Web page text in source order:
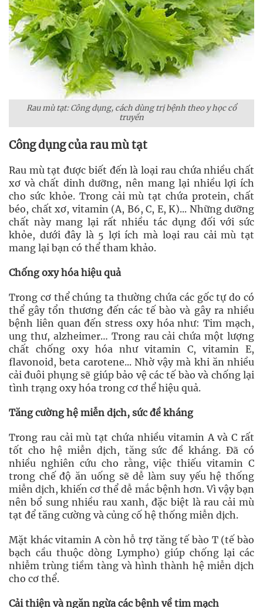
Rau mù tạt: Công dụng, cách dùng trị bệnh theo y học cổ
truyền
Công dụng của rau mù tạt
Rau mù tạt được biết đến là loại rau chứa nhiều chất
xơ và chất dinh dưỡng, nên mang lại nhiều lợi ích
cho sức khỏe. Trong cải mù tạt chứa protein, chất
béo, chất xơ, vitamin (A, B6, C, E, K)... Những dưỡng
chất này mang lại rất nhiều tác dụng đối với sức
khỏe, dưới đây là 5 lợi ích mà loại rau cải mù tạt
mang lại bạn có thể tham khảo.
Chống oxy hóa hiệu quả
Trong cơ thể chúng ta thường chứa các gốc tự do có
thể gây tổn thương đến các tế bào và gây ra nhiều
bệnh liên quan đến stress oxy hóa như: Tim mạch,
ung thư, alzheimer… Trong rau cải chứa một lượng
chất chống oxy hóa như vitamin C, vitamin E,
flavonoid, beta carotene... Nhờ vậy mà khi ăn nhiều
cải đuôi phụng sẽ giúp bảo vệ các tế bào và chống lại
tình trạng oxy hóa trong cơ thể hiệu quả.
Tăng cường hệ miễn dịch, sức đề kháng
Trong rau cải mù tạt chứa nhiều vitamin A và C rất
tốt cho hệ miễn dịch, tăng sức đề kháng. Đã có
nhiều nghiên cứu cho rằng, việc thiếu vitamin C
trong chế độ ăn uống sẽ dễ làm suy yếu hệ thống
miễn dịch, khiến cơ thể dễ mắc bệnh hơn. Vì vậy bạn
nên bổ sung nhiều rau xanh, đặc biệt là rau cải mù
tạt để tăng cường và củng cố hệ thống miễn dịch.
Mặt khác vitamin A còn hỗ trợ tăng tế bào T (tế bào
bạch cầu thuộc dòng Lympho) giúp chống lại các
nhiễm trùng tiềm tàng và hình thành hệ miễn dịch
cho cơ thể.
Cải thiện và ngăn ngừa các bệnh về tim mạch